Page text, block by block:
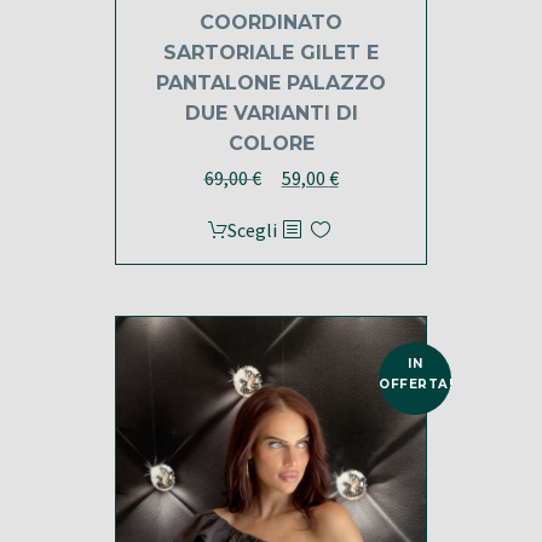
COORDINATO
SARTORIALE GILET E
PANTALONE PALAZZO
DUE VARIANTI DI
COLORE
69,00€
Il
originale
era:
59,00 €
è:
ScegliQuesto
prodotto
più
varianti.
Le
opzioni
possono
essere
scelte
nella
IN
OFFERTA!